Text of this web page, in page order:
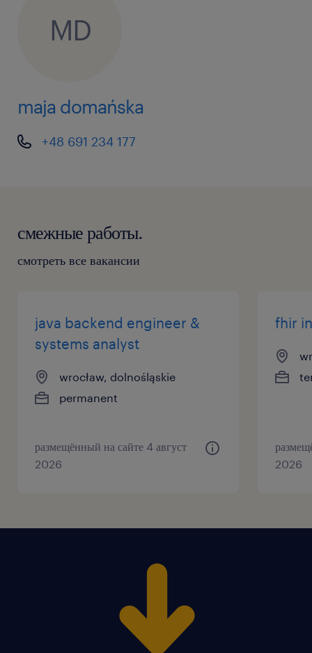
MD
maja domańska
+48 691 234 177
смежные работы.
смотреть все вакансии
java backend engineer &
systems analyst
wrocław, dolnośląskie
permanent
размещённый на сайте 4 август
2026
fhir
2026